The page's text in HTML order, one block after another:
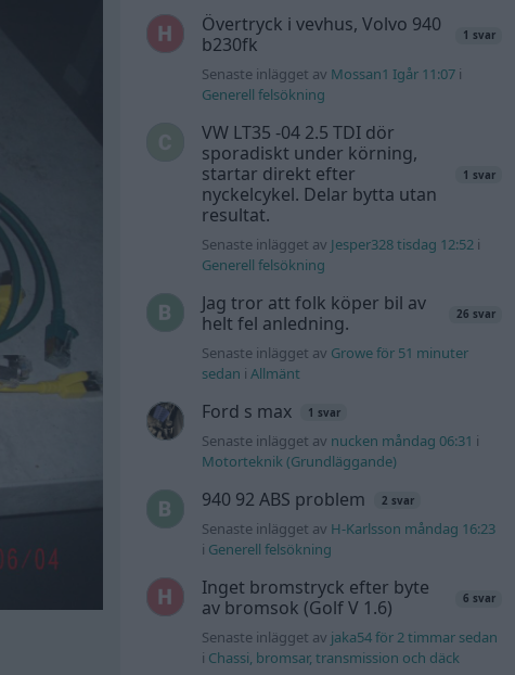
Övertryck i vevhus, Volvo 940
b230fk
1 svar
Senaste inlägget av Mossan1 Igår 11:07 i
Generell felsökning
VW LT35 -04 2.5 TDI dör
sporadiskt under körning,
startar direkt efter
nyckelcykel. Delar bytta utan
resultat.
1 svar
Senaste inlägget av Jesper328 tisdag 12:52 i
Generell felsökning
Jag tror att folk köper bil av
helt fel anledning.
26 svar
Senaste inlägget av Growe för 51 minuter
sedan iAllmänt
Ford s max 1 svar
Senaste inlägget av nucken måndag 06:31 i
Motorteknik (Grundläggande)
940 92 ABS problem 2 svar
Senaste inlägget av H-Karlsson måndag 16:23
i Generell felsökning
Inget bromstryck efter byte
av bromsok (Golf V 1.6)
6 svar
Senaste inlägget av jaka54 för 2 timmar sedan
i Chassi, bromsar, transmission och däck